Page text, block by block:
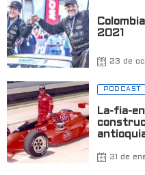
2021
23 de
PODCAST
La-fia-
31 de